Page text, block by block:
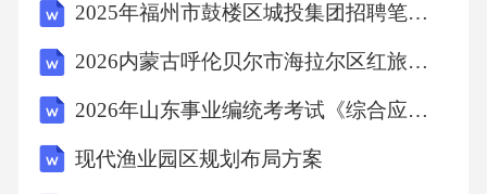
2025年福州市鼓楼区城投集团招聘笔试历年参考题库（含答案详解）
2026内蒙古呼伦贝尔市海拉尔区红旅文化旅游开发有限责任公司下属四家子公司招聘23人考试参考题库及答案详解
2026年山东事业编统考考试《综合应用能力》真题及答案解析
现代渔业园区规划布局方案